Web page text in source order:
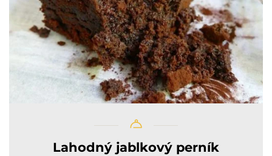
Lahodný jablkový perník